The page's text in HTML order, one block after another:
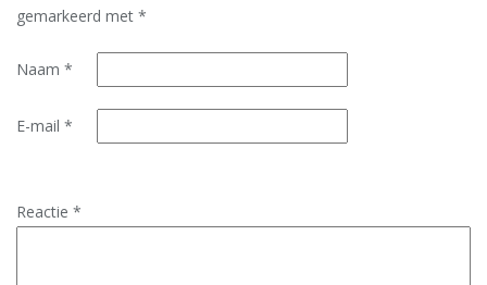
gemarkeerd met *
Naam *
E-mail *
Reactie *